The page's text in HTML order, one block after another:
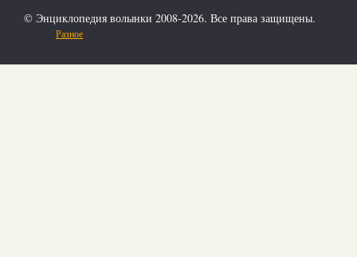
© Энциклопедия волынки 2008-2026. Все права защищены.
Разное